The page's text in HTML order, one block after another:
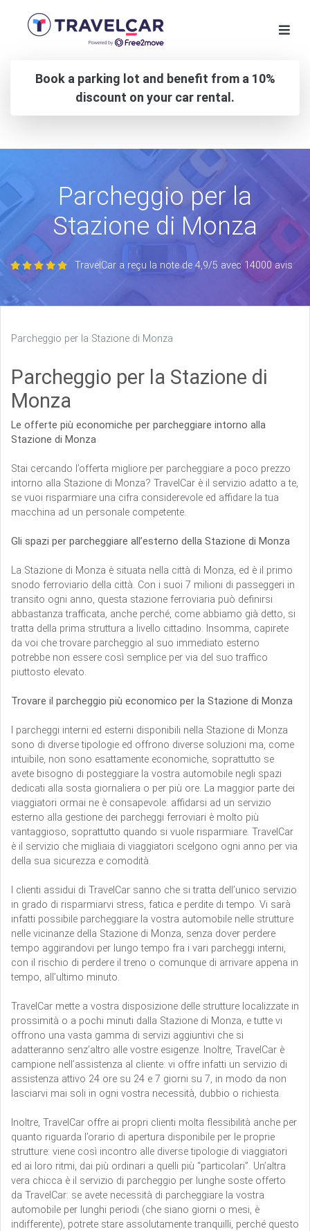
Book a parking lot and benefit from a 10%
discount on your car rental.
Parcheggio per la
Stazione di Monza
TravelCar a reçu la note de 4,9/5 avec 14000 avis
Parcheggio per la Stazione di Monza
Parcheggio per la Stazione di
Monza
Le offerte più economiche per parcheggiare intorno alla
Stazione di Monza
Stai cercando l’offerta migliore per parcheggiare a poco prezzo
intorno alla Stazione di Monza? TravelCar è il servizio adatto a te,
se vuoi risparmiare una cifra considerevole ed affidare la tua
macchina ad un personale competente.
Gli spazi per parcheggiare all’esterno della Stazione di Monza
La Stazione di Monza è situata nella città di Monza, ed è il primo
snodo ferroviario della città. Con i suoi 7 milioni di passeggeri in
transito ogni anno, questa stazione ferroviaria può definirsi
abbastanza trafficata, anche perché, come abbiamo già detto, si
tratta della prima struttura a livello cittadino. Insomma, capirete
da voi che trovare parcheggio al suo immediato esterno
potrebbe non essere così semplice per via del suo traffico
piuttosto elevato.
Trovare il parcheggio più economico per la Stazione di Monza
I parcheggi interni ed esterni disponibili nella Stazione di Monza
sono di diverse tipologie ed offrono diverse soluzioni ma, come
intuibile, non sono esattamente economiche, soprattutto se
avete bisogno di posteggiare la vostra automobile negli spazi
dedicati alla sosta giornaliera o per più ore. La maggior parte dei
viaggiatori ormai ne è consapevole: affidarsi ad un servizio
esterno alla gestione dei parcheggi ferroviari è molto più
vantaggioso, soprattutto quando si vuole risparmiare. TravelCar
è il servizio che migliaia di viaggiatori scelgono ogni anno per via
della sua sicurezza e comodità.
I clienti assidui di TravelCar sanno che si tratta dell’unico servizio
in grado di risparmiarvi stress, fatica e perdite di tempo. Vi sarà
infatti possibile parcheggiare la vostra automobile nelle strutture
nelle vicinanze della Stazione di Monza, senza dover perdere
tempo aggirandovi per lungo tempo fra i vari parcheggi interni,
con il rischio di perdere il treno o comunque di arrivare appena in
tempo, all’ultimo minuto.
TravelCar mette a vostra disposizione delle strutture localizzate in
prossimità o a pochi minuti dalla Stazione di Monza, e tutte vi
offrono una vasta gamma di servizi aggiuntivi che si
adatteranno senz’altro alle vostre esigenze. Inoltre, TravelCar è
campione nell’assistenza al cliente: vi offre infatti un servizio di
assistenza attivo 24 ore su 24 e 7 giorni su 7, in modo da non
lasciarvi mai soli in ogni vostra necessità, dubbio o richiesta.
Inoltre, TravelCar offre ai propri clienti molta flessibilità anche per
quanto riguarda l’orario di apertura disponibile per le proprie
strutture: viene così incontro alle diverse tipologie di viaggiatori
ed ai loro ritmi, dai più ordinari a quelli più “particolari”. Un’altra
vera chicca è il servizio di parcheggio per lunghe soste offerto
da TravelCar: se avete necessità di parcheggiare la vostra
automobile per lunghi periodi (che siano giorni o mesi, è
indifferente), potrete stare assolutamente tranquilli, perché questo